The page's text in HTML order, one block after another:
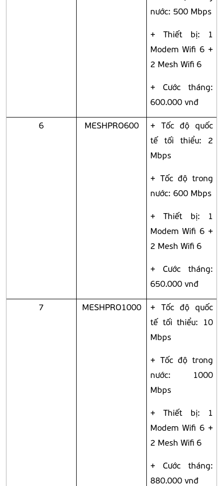
nước: 500 Mbps
+ Thiết bị: 1
Modem Wifi 6 +
2 Mesh Wifi 6
+ Cước tháng:
600.000 vnđ
6 MESHPRO600
+ Tốc độ quốc
tế tối thiểu: 2
Mbps
+ Tốc độ trong
nước: 600 Mbps
+ Thiết bị: 1
Modem Wifi 6 +
2 Mesh Wifi 6
+ Cước tháng:
650.000 vnđ
7 MESHPRO1000
+ Tốc độ quốc
tế tối thiểu: 10
Mbps
+ Tốc độ trong
nước: 1000
Mbps
+ Thiết bị: 1
Modem Wifi 6 +
2 Mesh Wifi 6
+ Cước tháng:
880.000 vnđ